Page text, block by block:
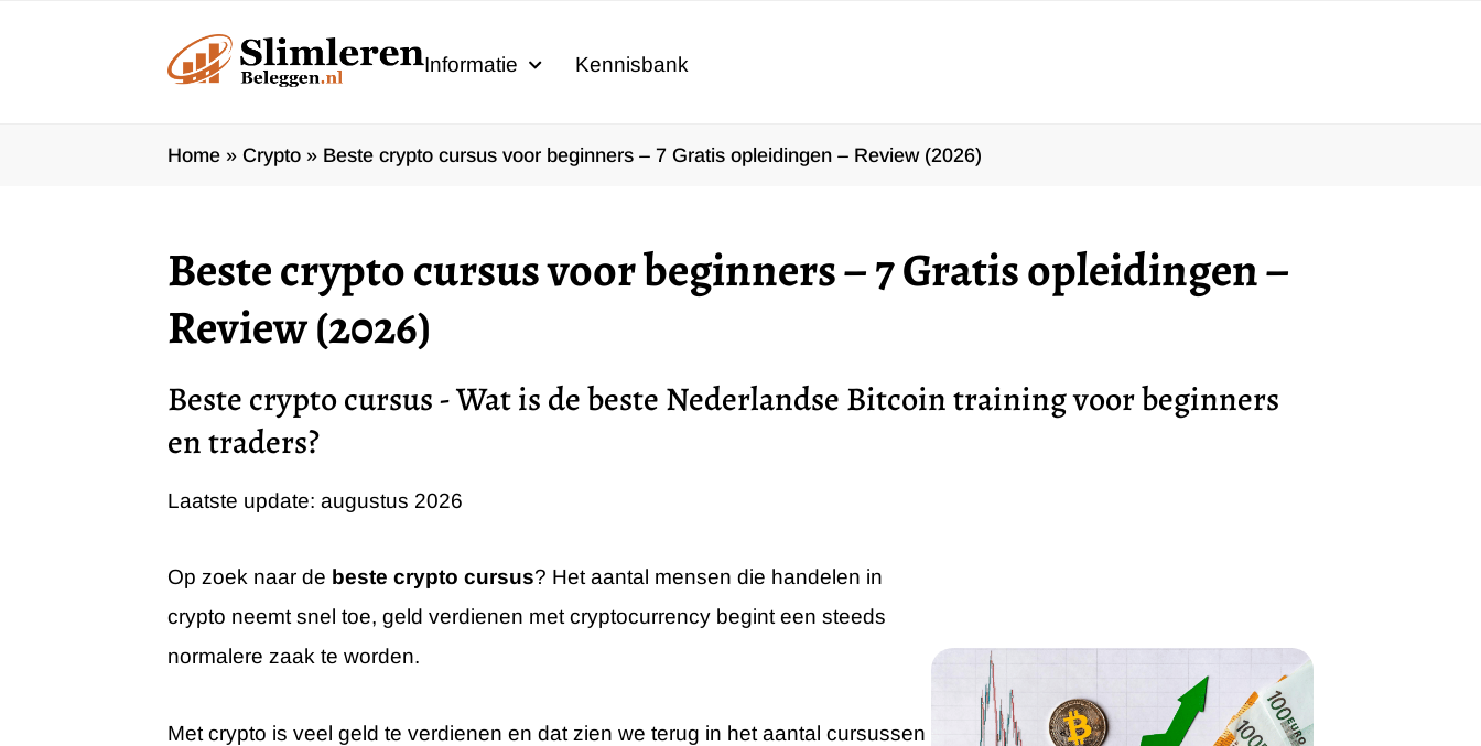
Informatie Kennisbank
Home » Crypto » Beste crypto cursus voor beginners – 7 Gratis opleidingen – Review (2026)
Beste crypto cursus voor beginners – 7 Gratis opleidingen –
Review (2026)
Beste crypto cursus - Wat is de beste Nederlandse Bitcoin training voor beginners
en traders?
Laatste update: augustus 2026
Op zoek naar de beste crypto cursus? Het aantal mensen die handelen in
crypto neemt snel toe, geld verdienen met cryptocurrency begint een steeds
normalere zaak te worden.
Met crypto is veel geld te verdienen en dat zien we terug in het aantal cursussen